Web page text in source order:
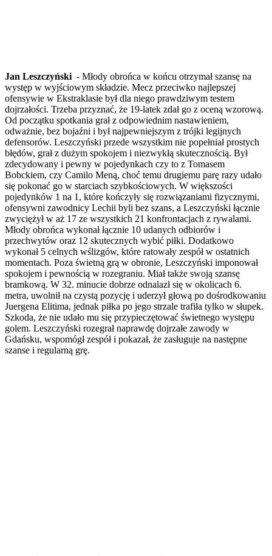
Jan Leszczyński - Młody obrońca w końcu otrzymał szansę na
występ w wyjściowym składzie. Mecz przeciwko najlepszej
ofensywie w Ekstraklasie był dla niego prawdziwym testem
dojrzałości. Trzeba przyznać, że 19-latek zdał go z oceną wzorową.
Od początku spotkania grał z odpowiednim nastawieniem,
odważnie, bez bojaźni i był najpewniejszym z trójki legijnych
defensorów. Leszczyński przede wszystkim nie popełniał prostych
błędów, grał z dużym spokojem i niezwykłą skutecznością. Był
zdecydowany i pewny w pojedynkach czy to z Tomasem
Bobckiem, czy Camilo Meną, choć temu drugiemu parę razy udało
się pokonać go w starciach szybkościowych. W większości
pojedynków 1 na 1, które kończyły się rozwiązaniami fizycznymi,
ofensywni zawodnicy Lechii byli bez szans, a Leszczyński łącznie
zwyciężył w aż 17 ze wszystkich 21 konfrontacjach z rywalami.
Młody obrońca wykonał łącznie 10 udanych odbiorów i
przechwytów oraz 12 skutecznych wybić piłki. Dodatkowo
wykonał 5 celnych wślizgów, które ratowały zespół w ostatnich
momentach. Poza świetną grą w obronie, Leszczyński imponował
spokojem i pewnością w rozegraniu. Miał także swoją szansę
bramkową. W 32. minucie dobrze odnalazł się w okolicach 6.
metra, uwolnił na czystą pozycję i uderzył głową po dośrodkowaniu
Juergena Elitima, jednak piłka po jego strzale trafiła tylko w słupek.
Szkoda, że nie udało mu się przypieczętować świetnego występu
golem. Leszczyński rozegrał naprawdę dojrzałe zawody w
Gdańsku, wspomógł zespół i pokazał, że zasługuje na następne
szanse i regularną grę.